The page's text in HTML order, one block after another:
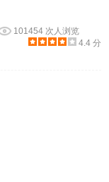
101454 次人浏览
4.4 分